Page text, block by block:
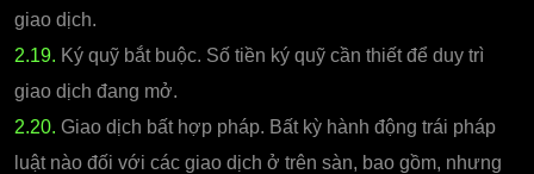
giao dịch.
2.19. Ký quỹ bắt buộc. Số tiền ký quỹ cần thiết để duy trì
giao dịch đang mở.
2.20. Giao dịch bất hợp pháp. Bất kỳ hành động trái pháp
luật nào đối với các giao dịch ở trên sàn, bao gồm, nhưng